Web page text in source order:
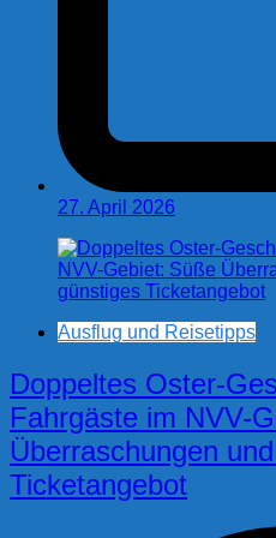
27. April 2026
Ausflug und Reisetipps
Doppeltes Oster-
Fahrgäste im NVV-
Überraschungen
Ticketangebot